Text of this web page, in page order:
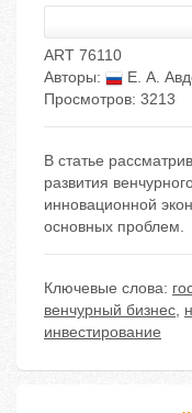
ART 76110
Авторы:
Е. А.
Просмотров: 3213
В статье
развития
инновационной
основных проблем.
Ключевые слова:
венчурный бизнес,
инвестирование